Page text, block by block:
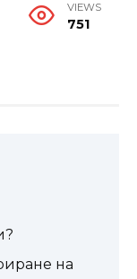
VIEWS
751
на